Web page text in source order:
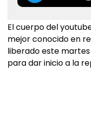
El cuerpo del
mejor conocido en
liberado este
para dar inicio a la